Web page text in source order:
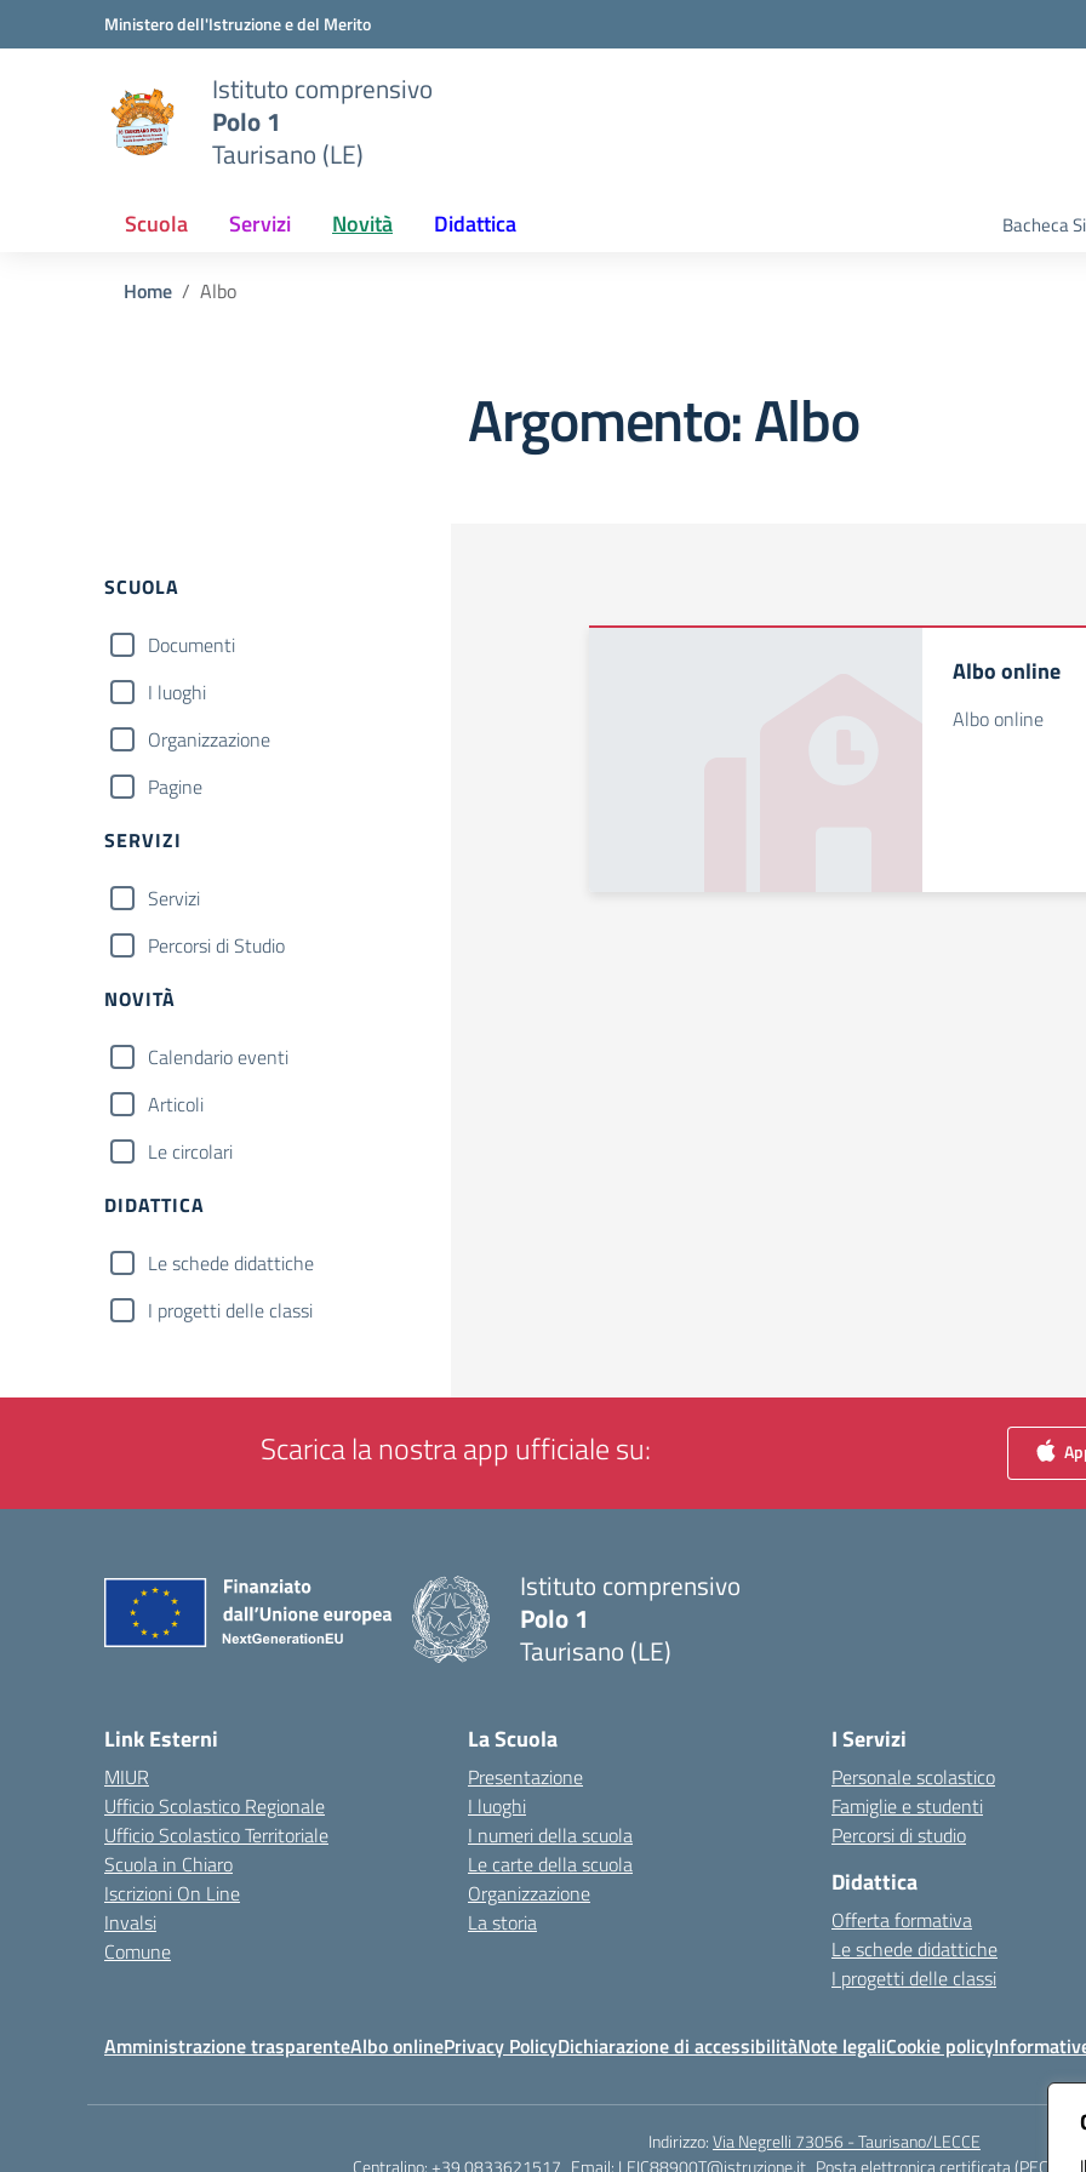
Vai ai contenuti
Vai al menu di navigazioneMinistero dell'Istruzione e del Merito
Istituto comprensivo
Polo 1
Taurisano (LE)
Scuola Servizi Novità Didattica Bacheca
Home Albo
Argomento: Albo
Filtri
SCUOLA
Documenti
I luoghi
Organizzazione
Pagine
SERVIZI
Servizi
Percorsi di Studio
NOVITÀ
Calendario eventi
Articoli
Le circolari
DIDATTICA
Le schede didattiche
I progetti delle classi
Albo online
Albo online
Scarica la nostra app ufficiale su:
Istituto comprensivo
Polo 1
Taurisano (LE)
Link Esterni
MIUR
Ufficio Scolastico Regionale
Ufficio Scolastico Territoriale
Scuola in Chiaro
Iscrizioni On Line
Invalsi
Comune
La Scuola
Presentazione
I luoghi
I numeri della scuola
Le carte della scuola
Organizzazione
La storia
I Servizi
Personale scolastico
Famiglie e studenti
Percorsi di studio
Didattica
Offerta formativa
Le schede didattiche
I progetti delle classi
Amministrazione trasparenteAlbo onlinePrivacy PolicyDichiarazione di accessibilitàNote legaliCookie policy
Indirizzo:Via Negrelli 73056 - Taurisano/LECCE
Centralino:+39 0833621517 Email: LEIC88900T@istruzione.it Posta elettronica certificata (PEC):